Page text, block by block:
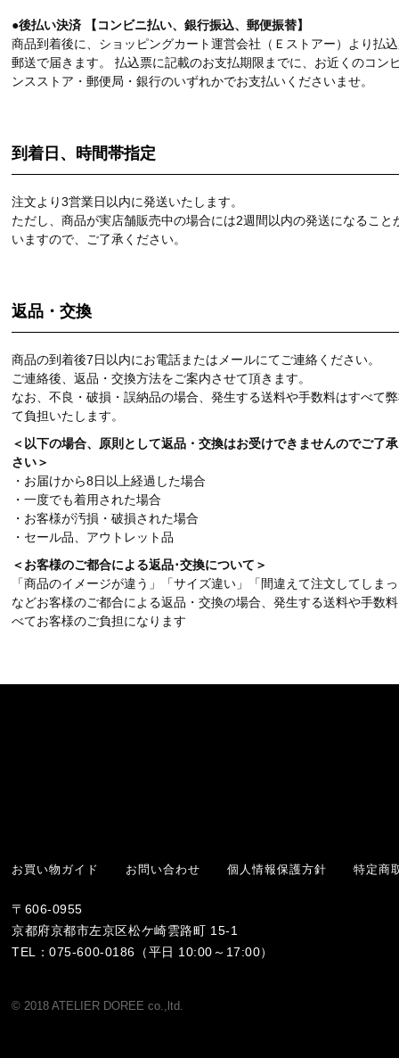
●後払い決済 【コンビニ払い、銀行振込、郵便振替】
商品到着後に、ショッピングカート運営会社（Ｅストアー）より払
郵送で届きます。 払込票に記載のお支払期限までに、お近くのコン
ンスストア・郵便局・銀行のいずれかでお支払いくださいませ。
到着日、時間帯指定
注文より3営業日以内に発送いたします。
ただし、商品が実店舗販売中の場合には2週間以内の発送になること
いますので、ご了承ください。
返品・交換
商品の到着後7日以内にお電話またはメールにてご連絡ください。
ご連絡後、返品・交換方法をご案内させて頂きます。
なお、不良・破損・誤納品の場合、発生する送料や手数料はすべて
て負担いたします。
＜以下の場合、原則として返品・交換はお受けできませんのでご了
さい＞
・お届けから8日以上経過した場合
・一度でも着用された場合
・お客様が汚損・破損された場合
・セール品、アウトレット品
＜お客様のご都合による返品･交換について＞
「商品のイメージが違う」「サイズ違い」「間違えて注文してしま
などお客様のご都合による返品・交換の場合、発生する送料や手数
べてお客様のご負担になります
お買い物ガイド お問い合わせ 個人情報保護方針 特定商
〒606-0955
京都府京都市左京区松ケ崎雲路町 15-1
TEL：075-600-0186（平日 10:00～17:00）
© 2018 ATELIER DOREE co.,ltd.